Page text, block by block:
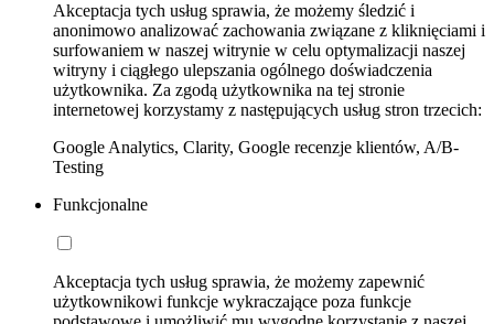
Akceptacja tych usług sprawia, że możemy śledzić i
anonimowo analizować zachowania związane z kliknięciami i
surfowaniem w naszej witrynie w celu optymalizacji naszej
witryny i ciągłego ulepszania ogólnego doświadczenia
użytkownika. Za zgodą użytkownika na tej stronie
internetowej korzystamy z następujących usług stron trzecich:
Google Analytics, Clarity, Google recenzje klientów, A/B-
Testing
Funkcjonalne
Akceptacja tych usług sprawia, że możemy zapewnić
użytkownikowi funkcje wykraczające poza funkcje